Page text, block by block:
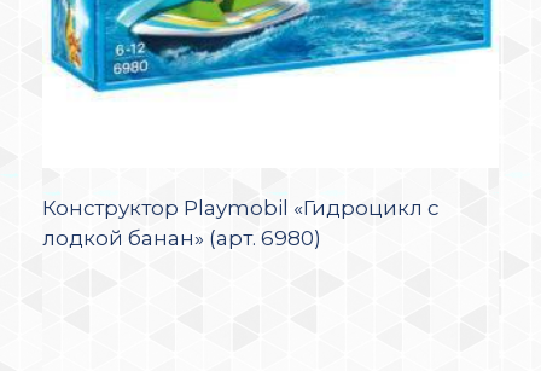
Конструктор Playmobil «Гидроцикл с
лодкой банан» (арт. 6980)